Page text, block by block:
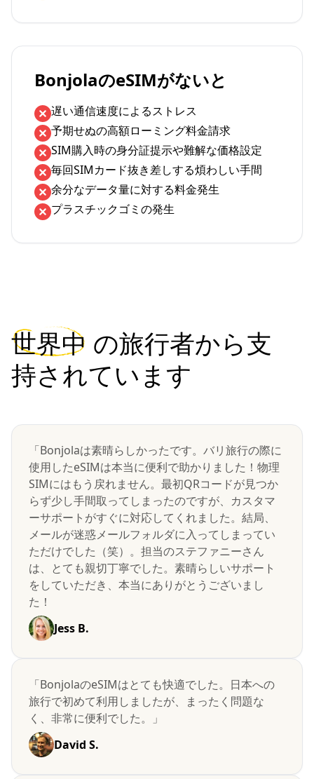
BonjolaのeSIMがないと
遅い通信速度によるストレス
予期せぬの高額ローミング料金請求
SIM購入時の身分証提示や難解な価格設定
毎回SIMカード抜き差しする煩わしい手間
余分なデータ量に対する料金発生
プラスチックゴミの発生
世界中 の旅行者から支
持されています
「Bonjolaは素晴らしかったです。バリ旅行の際に
使用したeSIMは本当に便利で助かりました！物理
SIMにはもう戻れません。最初QRコードが見つか
らず少し手間取ってしまったのですが、カスタマ
ーサポートがすぐに対応してくれました。結局、
メールが迷惑メールフォルダに入ってしまってい
ただけでした（笑）。担当のステファニーさん
は、とても親切丁寧でした。素晴らしいサポート
をしていただき、本当にありがとうございまし
た！
Jess B.
「BonjolaのeSIMはとても快適でした。日本への
旅行で初めて利用しましたが、まったく問題な
く、非常に便利でした。」
David S.